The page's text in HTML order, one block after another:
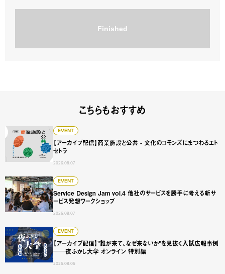
Finished
こちらもおすすめ
EVENT
【アーカイブ配信】商業施設と公共 - 文化のコモンズにまつわるエト
セトラ
2026.08.07
【アーカイブ配信】商業施設と公共 - 文化のコモンズにまつ
EVENT
Service Design Jam vol.4 他社のサービスを勝手に考える新サ
ービス発想ワークショップ
2026.08.07
Service Design Jam vol.4 他社のサービスを勝手に考える
EVENT
【アーカイブ配信】"誰が来て、なぜ来ないか"を見抜く入試広報事例
──夜ふかし大学 オンライン 特別編
2026.08.06
【アーカイブ配信】"誰が来て、なぜ来ないか"を見抜く入